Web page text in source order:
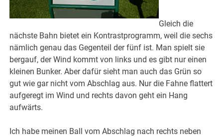
Gleich die
nächste Bahn bietet ein Kontrastprogramm, weil die sechs
nämlich genau das Gegenteil der fünf ist. Man spielt sie
bergauf, der Wind kommt von links und es gibt nur einen
kleinen Bunker. Aber dafür sieht man auch das Grün so
gut wie gar nicht vom Abschlag aus. Nur die Fahne flattert
aufgeregt im Wind und rechts davon geht ein Hang
aufwärts.
Ich habe meinen Ball vom Abschlag nach rechts neben